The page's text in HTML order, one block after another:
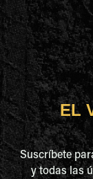
EL
Suscríbete
y todas las